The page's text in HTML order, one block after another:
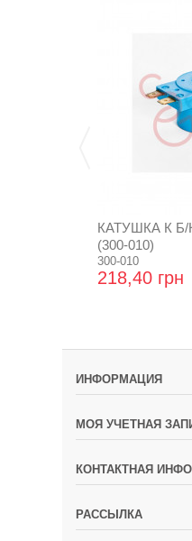
КАТУШКА К Б/
(300-010)
300-010
218,40 грн
ИНФОРМАЦИЯ
МОЯ УЧЕТНАЯ
КОНТАКТНАЯ
РАССЫЛКА